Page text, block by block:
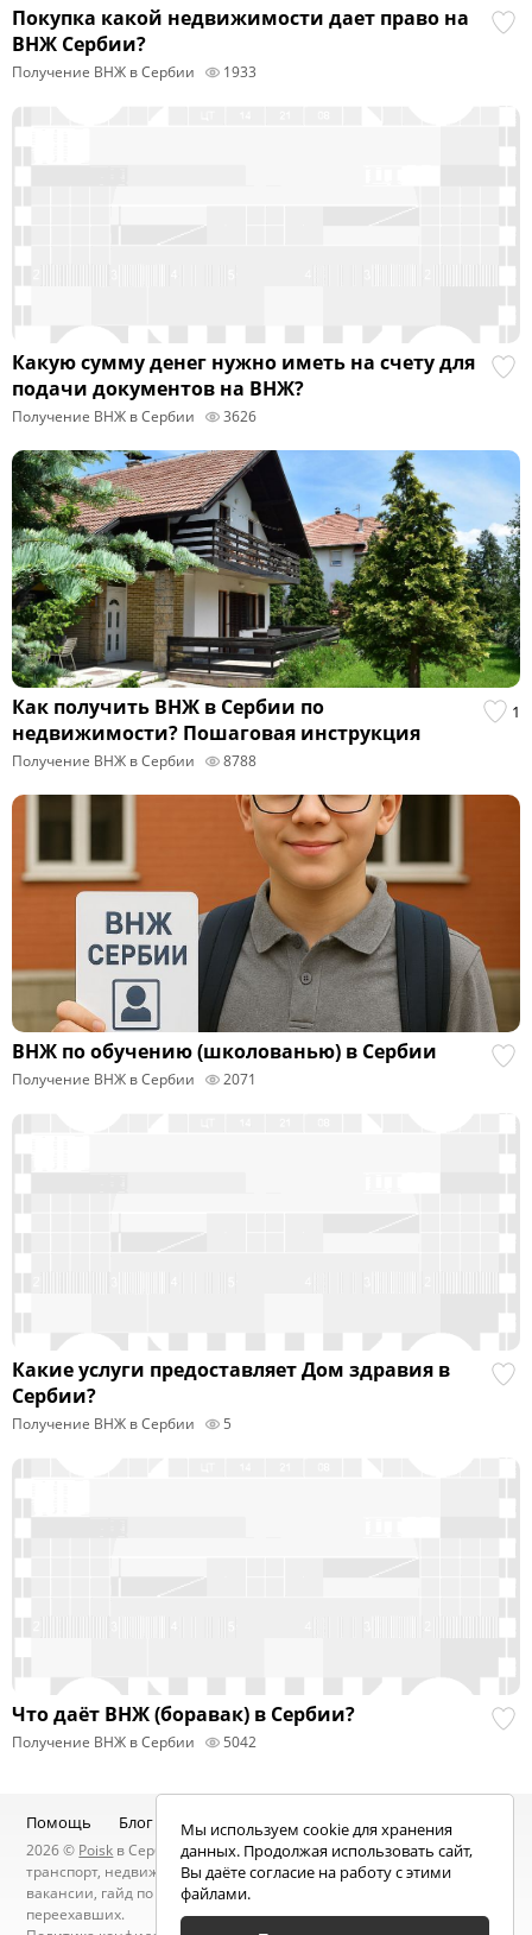
Покупка какой недвижимости дает право на
ВНЖ Сербии?
Получение ВНЖ в Сербии 1933
Какую сумму денег нужно иметь на счету для
подачи документов на ВНЖ?
Получение ВНЖ в Сербии 3626
1
Как получить ВНЖ в Сербии по
недвижимости? Пошаговая инструкция
Получение ВНЖ в Сербии 8788
ВНЖ по обучению (школованью) в Сербии
Получение ВНЖ в Сербии 2071
Какие услуги предоставляет Дом здравия в
Сербии?
Получение ВНЖ в Сербии 5
Что даёт ВНЖ (боравак) в Сербии?
Получение ВНЖ в Сербии 5042
Помощь Блог Telegram-канал Чат
2026 © Poisk в Сербии — услуги специалистов, объявления:
транспорт, недвижимость, электроника, мебель, работа и
вакансии, гайд по Сербии, статьи, новости, посты людей, карта
переехавших.
Мы используем cookie для хранения
данных. Продолжая использовать сайт,
Вы даёте согласие на работу с этими
файлами.